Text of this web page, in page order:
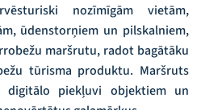
nozīmīgām vietām,
ūdenstorņiem un pilskalniem,
maršrutu, radot bagātāku
tūrisma produktu. Maršruts
digitālo piekļuvi objektiem un